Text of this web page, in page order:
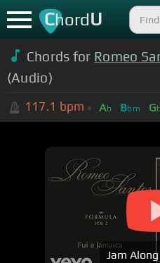
ChordU
Chords for Romeo
(Audio)
117.1 bpm Ab Bbm G
Jam